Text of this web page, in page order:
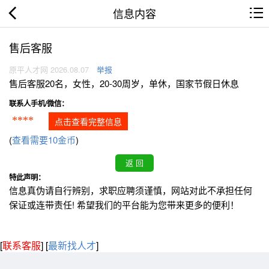
信息内容
售后客服
原平人才网 2026.08.07 举报
售后客服20名，女性，20-30周岁，单休，国家节假日休息
联系人手机/微信：
**** 点击查看完整信息
(查看需要10金币)
特此声明：
信息真伪请自行辨别，求职应聘须谨慎，网站对此不承担任何
保证或连带责任! 希望我们的平台能为您带来更多的便利！
[联系客服] [最新找人才]